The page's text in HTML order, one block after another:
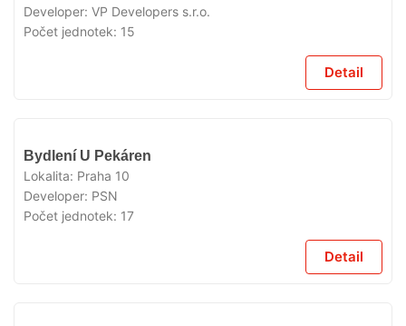
Developer: VP Developers s.r.o.
Počet jednotek: 15
Detail
Bydlení U Pekáren
Lokalita: Praha 10
Developer: PSN
Počet jednotek: 17
Detail